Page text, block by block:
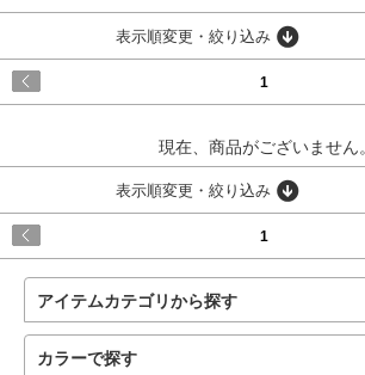
STORE表示順変更・絞り込み
1
現在、商品がございません。
表示順変更・絞り込み
1
アイテムカテゴリから探す
カラーで探す